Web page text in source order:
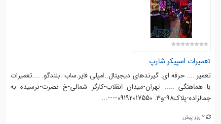
تعمیرات اسپیکر شارپ
تعمیر .... حرفه ای. گیرندهای دیجیتال..امپلی فایر.ساب .بلندگو. ....‌‌تعمیرات
با هماهنگی ..... تهران-میدان انقلاب-کارگر شمالی-خ نصرت-نرسیده به
جمالزاده-پلاک98-و3. 09192017550----...
2 روز پیش